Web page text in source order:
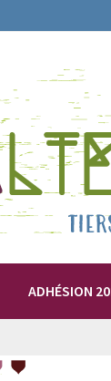
ADHÉSION